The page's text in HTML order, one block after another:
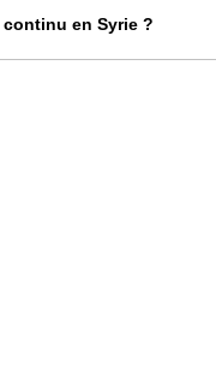
continu en Syrie ?